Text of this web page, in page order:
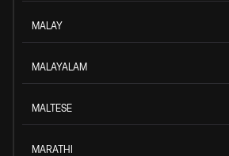
MALAY
MALAYALAM
MALTESE
MARATHI